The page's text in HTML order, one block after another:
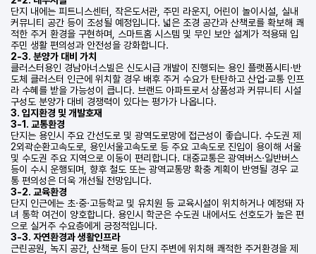
단지 내에는 피트니스센터, 작은도서관, 주민 라운지, 어린이 놀이시설, 실내
커뮤니티 공간 등이 조성될 예정입니다. 넓은 조경 공간과 산책로를 확보해 쾌
적한 주거 환경을 구현하며, 스마트홈 시스템 및 무인 보안 설계가 적용돼 입
주민 생활 편의성과 안전성을 강화합니다.
2-3. 분양가 대비 가치
클러스터용인 경남아너스빌은 신도시급 개발이 진행되는 용인 플랫폼시티·반
도체 클러스터 인근에 위치할 경우 배후 주거 수요가 탄탄하고 산업·교통 인프
라 수혜를 받을 가능성이 큽니다. 브랜드 아파트로서 상품성과 커뮤니티 시설
구성도 분양가 대비 경쟁력이 있다는 평가가 나옵니다.
3. 입지환경 및 개발호재
3-1. 교통환경
단지는 용인시 주요 간선도로 및 광역도로망에 접근성이 좋습니다. 수도권 제
2외곽순환고속도로, 용인서울고속도로 등 주요 고속도로 진입이 용이해 서울
및 수도권 주요 지역으로 이동이 편리합니다. 대중교통은 광역버스·일반버스
등이 수시 운행되며, 향후 철도 또는 광역교통망 확충 계획이 반영될 경우 교
통 편의성은 더욱 개선될 전망입니다.
3-2. 교육환경
단지 인근에는 초·중·고등학교 및 유치원 등 교육시설이 위치하거나 예정돼 자
녀 통학 여건이 양호합니다. 용인시 학군은 수도권 내에서도 선호도가 높은 편
으로 실거주 수요층에게 긍정적입니다.
3-3. 자연환경과 생활인프라
근린공원, 녹지 공간, 산책로 등이 단지 주변에 위치해 쾌적한 주거환경을 제